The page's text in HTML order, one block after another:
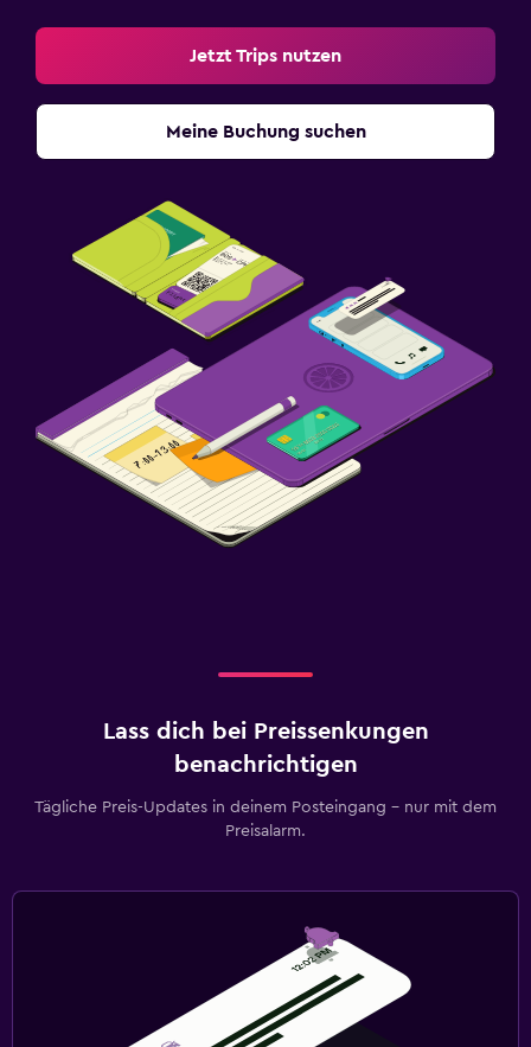
Jetzt Trips nutzen
Meine Buchung suchen
Lass dich bei Preissenkungen
benachrichtigen
Tägliche Preis-Updates in deinem Posteingang – nur mit dem
Preisalarm.